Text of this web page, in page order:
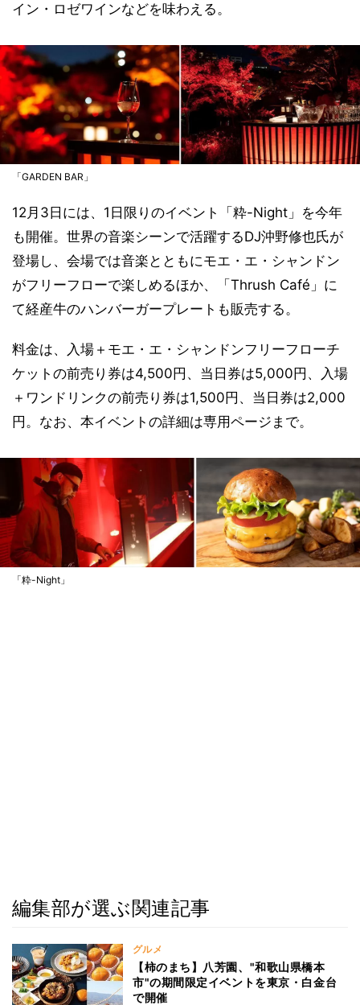
イン・ロゼワインなどを味わえる。
「GARDEN BAR」
12月3日には、1日限りのイベント「粋-Night」を今年
も開催。世界の音楽シーンで活躍するDJ沖野修也氏が
登場し、会場では音楽とともにモエ・エ・シャンドン
がフリーフローで楽しめるほか、「Thrush Café」に
て経産牛のハンバーガープレートも販売する。
料金は、入場＋モエ・エ・シャンドンフリーフローチ
ケットの前売り券は4,500円、当日券は5,000円、入場
＋ワンドリンクの前売り券は1,500円、当日券は2,000
円。なお、本イベントの詳細は専用ページまで。
「粋-Night」
編集部が選ぶ関連記事
グルメ
【柿のまち】八芳園、"和歌山県橋本
市"の期間限定イベントを東京・白金台
で開催